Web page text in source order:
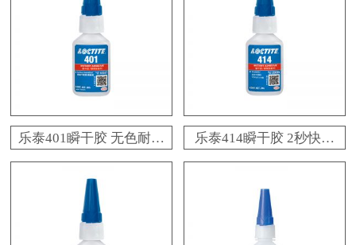
乐泰401瞬干胶 无色耐高
温3秒固化快干胶 百乐粘
胶现货秒发
乐泰414瞬干胶 2秒快速
固化塑料金属粘接快干胶